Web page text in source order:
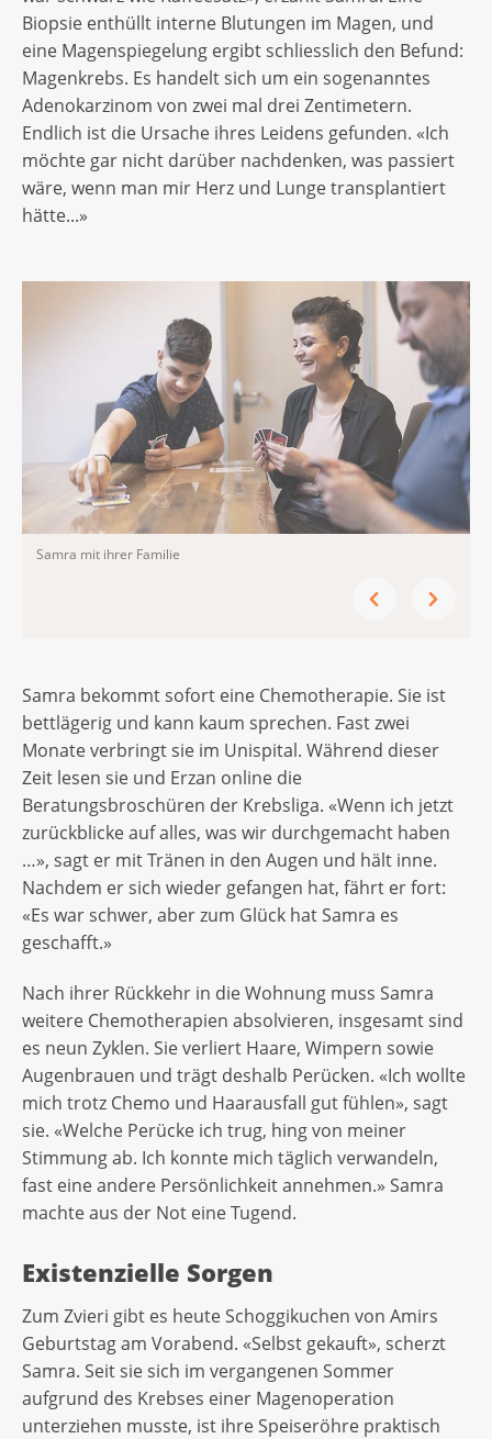
Biopsie enthüllt interne Blutungen im Magen, und
eine Magenspiegelung ergibt schliesslich den Befund:
Magenkrebs. Es handelt sich um ein sogenanntes
Adenokarzinom von zwei mal drei Zentimetern.
Endlich ist die Ursache ihres Leidens gefunden. «Ich
möchte gar nicht darüber nachdenken, was passiert
wäre, wenn man mir Herz und Lunge transplantiert
hätte...»
Samra mit ihrer Familie
Samra bekommt sofort eine Chemotherapie. Sie ist
bettlägerig und kann kaum sprechen. Fast zwei
Monate verbringt sie im Unispital. Während dieser
Zeit lesen sie und Erzan online die
Beratungsbroschüren der Krebsliga. «Wenn ich jetzt
zurückblicke auf alles, was wir durchgemacht haben
…», sagt er mit Tränen in den Augen und hält inne.
Nachdem er sich wieder gefangen hat, fährt er fort:
«Es war schwer, aber zum Glück hat Samra es
geschafft.»
Nach ihrer Rückkehr in die Wohnung muss Samra
weitere Chemotherapien absolvieren, insgesamt sind
es neun Zyklen. Sie verliert Haare, Wimpern sowie
Augenbrauen und trägt deshalb Perücken. «Ich wollte
mich trotz Chemo und Haarausfall gut fühlen», sagt
sie. «Welche Perücke ich trug, hing von meiner
Stimmung ab. Ich konnte mich täglich verwandeln,
fast eine andere Persönlichkeit annehmen.» Samra
machte aus der Not eine Tugend.
Existenzielle Sorgen
Zum Zvieri gibt es heute Schoggikuchen von Amirs
Geburtstag am Vorabend. «Selbst gekauft», scherzt
Samra. Seit sie sich im vergangenen Sommer
aufgrund des Krebses einer Magenoperation
unterziehen musste, ist ihre Speiseröhre praktisch